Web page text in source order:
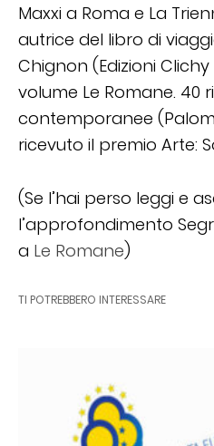
Maxxi a Roma e La
autrice del libro di
Chignon (Edizioni
volume Le Romane. 40
contemporanee
ricevuto il premio Arte:
(Se l’hai perso leggi e
l’approfondimento
a Le Romane)
TI POTREBBERO INTERESSARE